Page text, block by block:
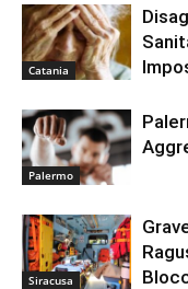
Catania
Palermo
Siracusa